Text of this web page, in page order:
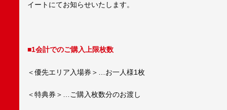
イートにてお知らせいたします。
■1会計でのご購入上限枚数
＜優先エリア入場券＞…お一人様1枚
＜特典券＞…ご購入枚数分のお渡し